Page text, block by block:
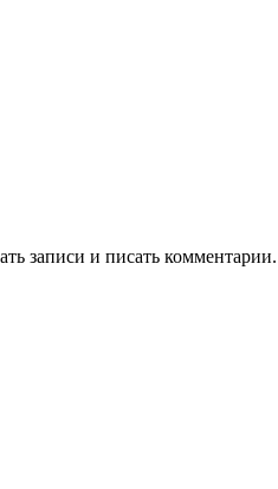
записи и писать комментарии.